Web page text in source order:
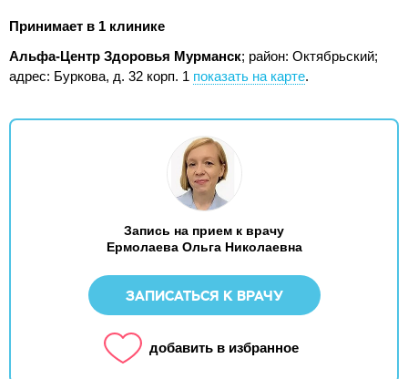
Принимает в 1 клинике
Альфа-Центр Здоровья Мурманск; район: Октябрьский;
адрес: Буркова, д. 32 корп. 1 показать на карте.
Запись на прием к врачу
Ермолаева Ольга Николаевна
ЗАПИСАТЬСЯ К ВРАЧУ
добавить в избранное